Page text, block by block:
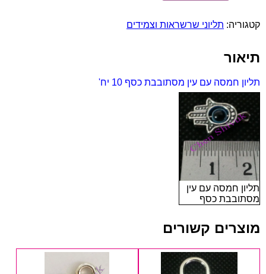
עם
כסף
יח'
קטגוריה: תליוני שרשראות וצמידים
תיאור
תליון חמסה עם עין מסתובבת כסף 10 יח'
תליון חמסה עם עין
מסתובבת כסף
מוצרים קשורים